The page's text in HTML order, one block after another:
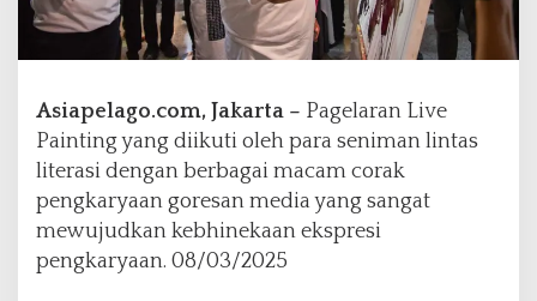
a
t
e
r
o
l
a
b
o
Asiapelago.com, Jakarta – Pagelaran Live
Painting yang diikuti oleh para seniman lintas
literasi dengan berbagai macam corak
pengkaryaan goresan media yang sangat
mewujudkan kebhinekaan ekspresi
pengkaryaan. 08/03/2025